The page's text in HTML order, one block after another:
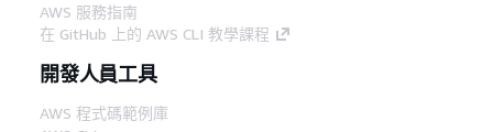
AWS 服務指南
在 GitHub 上的 AWS CLI 教學課程
開發人員工具
AWS 程式碼範例庫